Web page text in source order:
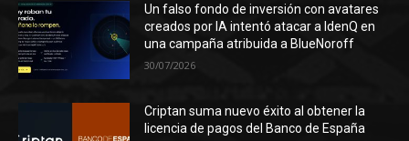
Un falso fondo de inversión con avatares
creados por IA intentó atacar a IdenQ en
una campaña atribuida a BlueNoroff
30/07/2026
Criptan suma nuevo éxito al obtener la
licencia de pagos del Banco de España